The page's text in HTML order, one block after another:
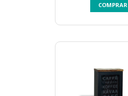
COMPRAR